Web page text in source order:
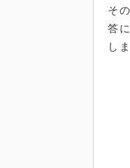
そ
答
し